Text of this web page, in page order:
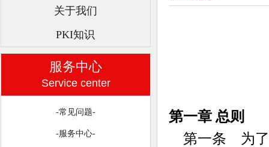
关于我们
PKI知识
服务中心
Service center
-常见问题-
-服务中心-
第一章 总则
第一条 为了